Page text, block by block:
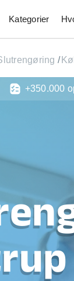
Kategorier
Affaldsfjernelse
Flyttehjælp
Gulvlaminering
Hjælp til mobil, pc,
Installation af
Møbelsamling og
Ophængning af
Opsætning af
/
+350.000